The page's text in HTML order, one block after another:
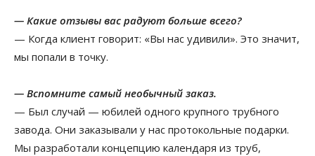
— Какие отзывы вас радуют больше всего?
— Когда клиент говорит: «Вы нас удивили». Это значит,
мы попали в точку.
— Вспомните самый необычный заказ.
— Был случай — юбилей одного крупного трубного
завода. Они заказывали у нас протокольные подарки.
Мы разработали концепцию календаря из труб,